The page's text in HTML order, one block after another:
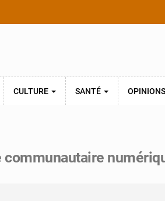
CULTURE SANTÉ OPINIONS